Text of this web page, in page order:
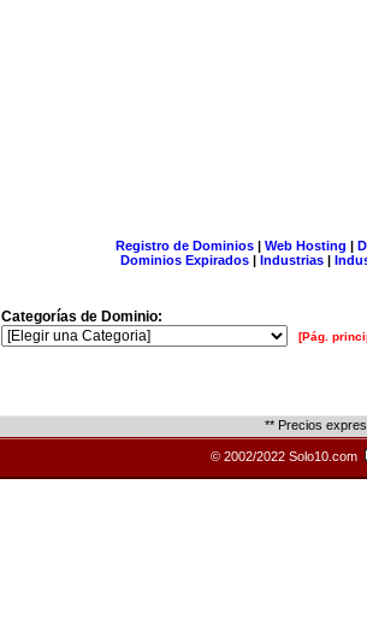
Registro de Dominios| Web Hosting |
Dominios Expirados | Industrias |
Categorías de Dominio:
[Pág.
** Precios
© 2002/2022 Solo10.com